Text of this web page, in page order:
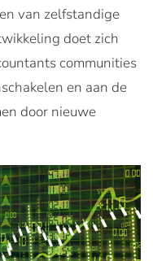
van zelfstandige
doet zich
communities
en aan de
door nieuwe